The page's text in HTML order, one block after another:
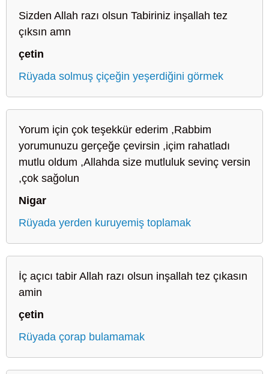
Sizden Allah razı olsun Tabiriniz inşallah tez
çıksın amn
çetin
Rüyada solmuş çiçeğin yeşerdiğini görmek
Yorum için çok teşekkür ederim ,Rabbim
yorumunuzu gerçeğe çevirsin ,içim rahatladı
mutlu oldum ,Allahda size mutluluk sevinç versin
,çok sağolun
Nigar
Rüyada yerden kuruyemiş toplamak
İç açıcı tabir Allah razı olsun inşallah tez çıkasın
amin
çetin
Rüyada çorap bulamamak